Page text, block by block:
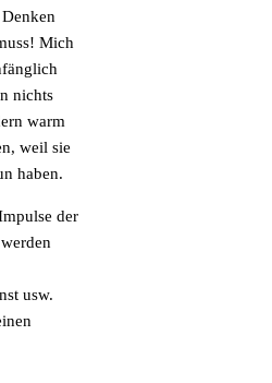
Mich
nichts
warm
weil sie
haben.
der
usw.